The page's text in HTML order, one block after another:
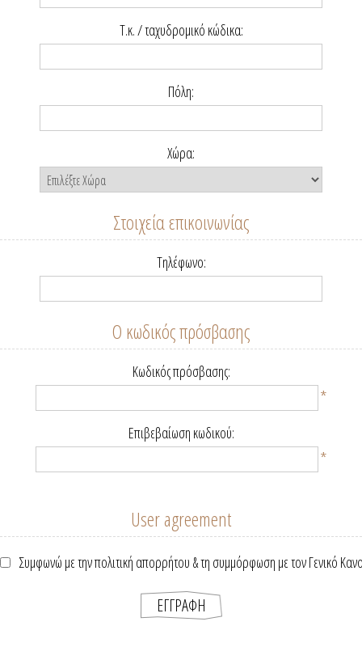
Τ.κ. / ταχυδρομικό κώδικα:
Πόλη:
Χώρα:
Στοιχεία επικοινωνίας
Τηλέφωνο:
Ο κωδικός πρόσβασης
Κωδικός πρόσβασης:
*
Επιβεβαίωση κωδικού:
*
User agreement
Συμφωνώ με την πολιτική απορρήτου & τη συμμόρφωση με τον Γενικό